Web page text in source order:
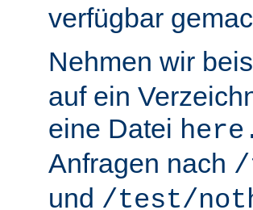
verfügbar
Nehmen wir
auf ein
eine Datei
Anfragen nach /
und /test/